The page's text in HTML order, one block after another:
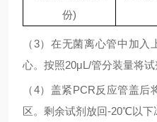
份)
（3）在无菌离心管中加入
心。按照20μL/管分装量将
（4）盖紧PCR反应管盖后
区。剩余试剂放回-20℃以下